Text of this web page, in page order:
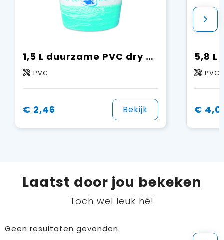
1,5 L duurzame PVC dry bag met 360° design
PVC
€ 2,46 Bekijk
PVC
€
Laatst door jou bekeken
Toch wel leuk hé!
Geen resultaten gevonden.